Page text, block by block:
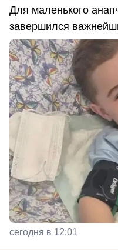
Для маленького
завершился
сегодня в 12:01